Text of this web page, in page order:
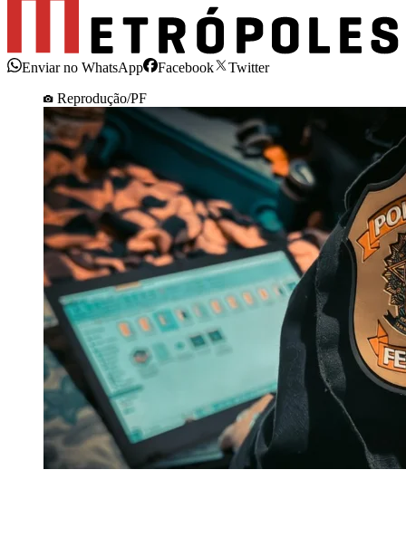
Enviar no WhatsApp Facebook
Twitter
Reprodução/PF